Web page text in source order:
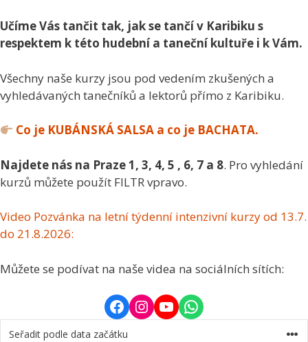
Učíme Vás tančit tak, jak se tančí v Karibiku s
respektem k této hudební a taneční kultuře i k Vám.
Všechny naše kurzy jsou pod vedením zkušených a
vyhledávaných tanečníků a lektorů přímo z Karibiku.
Co je KUBÁNSKÁ SALSA a co je BACHATA.
Najdete nás na Praze 1, 3, 4, 5 , 6, 7 a 8. Pro vyhledání
kurzů můžete použít FILTR vpravo.
Video Pozvánka na letní týdenní intenzivní kurzy od 13.7.
do 21.8.2026:
Můžete se podívat na naše videa na sociálních sítích:
Facebook
Instagram
YouTube
WhatsApp